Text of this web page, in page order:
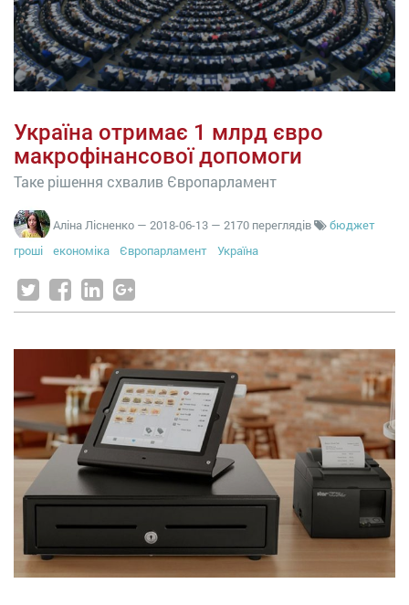
Україна отримає 1 млрд євро
макрофінансової допомоги
Таке рішення схвалив Європарламент
Аліна Лісненко — 2018-06-13 — 2170 переглядів
бюджет
гроші
економіка Європарламент Україна